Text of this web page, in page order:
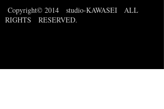
Copyright© 2014 studio-KAWASEI ALL
RIGHTS RESERVED.